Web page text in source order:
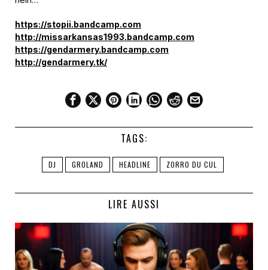
https://stopii.bandcamp.com
http://missarkansas1993.bandcamp.com
https://gendarmery.bandcamp.com
http://gendarmery.tk/
TAGS:
DJ GROLAND HEADLINE ZORRO DU CUL
LIRE AUSSI